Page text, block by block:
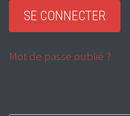
Mot de passe oublié ?